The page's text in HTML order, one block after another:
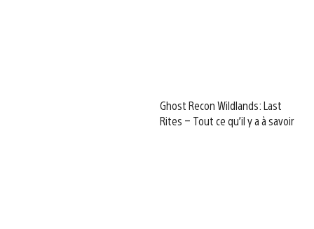
Ghost Recon Wildlands: Last
Rites – Tout ce qu’il y a à savoir